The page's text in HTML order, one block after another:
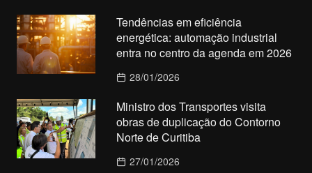
Tendências em eficiência
energética: automação industrial
entra no centro da agenda em 2026
28/01/2026
Ministro dos Transportes visita
obras de duplicação do Contorno
Norte de Curitiba
27/01/2026